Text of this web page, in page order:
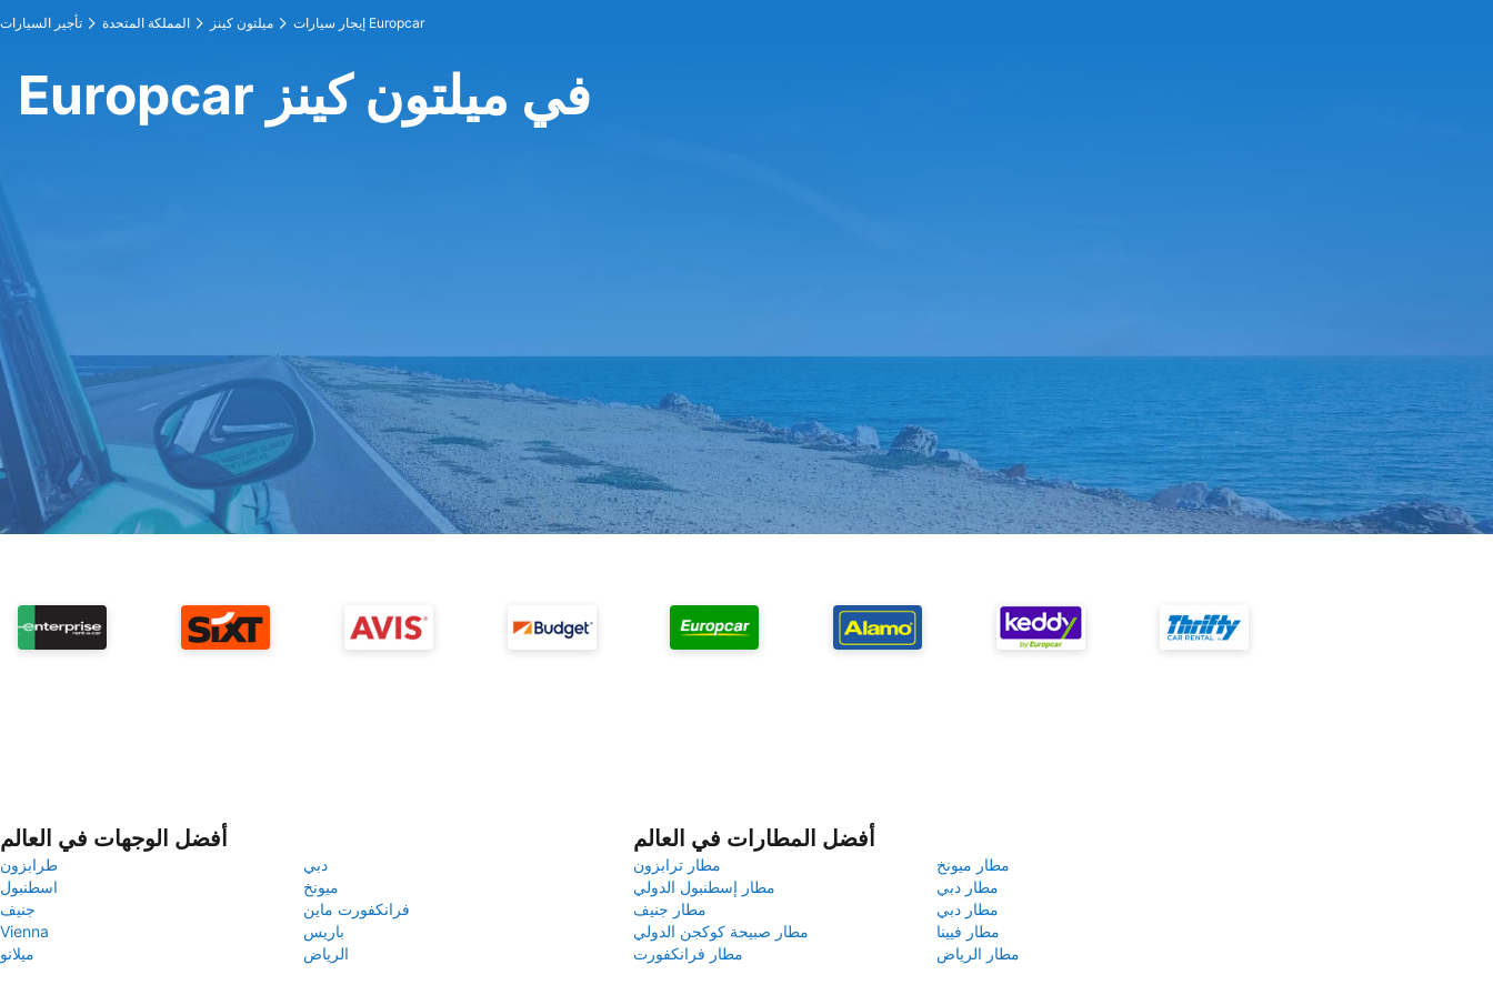
تأجير السيارات المملكة المتحدة ميلتون كينز إيجار سيارات Europcar
Europcar في ميلتون كينز
أفضل الوجهات في العالم
طرابزون
دبي
اسطنبول
ميونخ
جنيف
فرانكفورت ماين
Vienna
باريس
ميلانو
الرياض
أفضل المطارات في العالم
مطار ترابزون
مطار ميونخ
مطار إسطنبول الدولي
مطار دبي
مطار جنيف
مطار دبي
مطار صبيحة كوكجن الدولي
مطار فيينا
مطار فرانكفورت
مطار الرياض